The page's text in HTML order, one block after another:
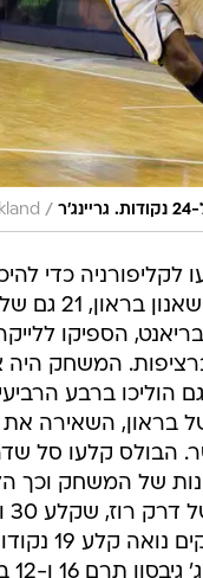
/
לקליפורניה כדי
21 נקודות של
בריאנט, הספיקו
ברציפות. המשחק
הוליכו ברבע
של בראון, השאירה את
של המשחק וכך
16 ו-12 באותן קטגוריות.